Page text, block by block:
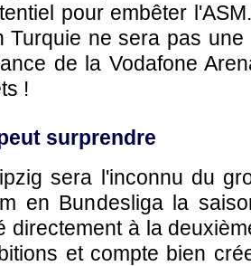
pour embêter
Turquie ne sera pas
de la Vodafone
!
surprendre
sera l'inconnu du
en Bundesliga la
directement à la
et compte bien